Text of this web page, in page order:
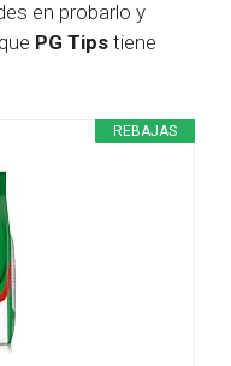
en probarlo y
PG Tips tiene
REBAJAS